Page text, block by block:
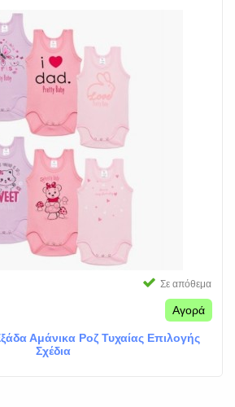
Σε απόθεμα
Αγορά
Αμάνικα Ροζ Τυχαίας Επιλογής
Σχέδια